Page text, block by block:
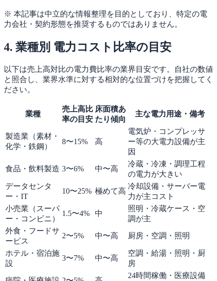
※ 本記事は中立的な情報整理を目的としており、特定の電
力会社・契約形態を推奨するものではありません。
4. 業種別 電力コスト比率の目安
以下は売上高対比の電力費比率の業界目安です。自社の数値
と照合し、業界水準に対する相対的な位置づけを把握してく
ださい。
業種
売上高比
率の目安
床面積あ
たり傾向
主な電力用途・備考
製造業（素材・
化学・鉄鋼）
8〜15% 高
電気炉・コンプレッサ
ー等の大電力設備が主
因
食品・飲料製造 3〜6% 中〜高
冷蔵・冷凍・調理工程
の電力が大きい
データセンタ
ー・IT
10〜25% 極めて高
冷却設備・サーバー電
力が主コスト
小売業（スーパ
ー・コンビニ）
1.5〜4% 中
照明・冷蔵ケース・空
調が主
外食・フードサ
ービス
2〜5% 中〜高 厨房・空調・照明
ホテル・宿泊施
設
3〜7% 中〜高
空調・給湯・照明・厨
房
24時間稼働・医療設備